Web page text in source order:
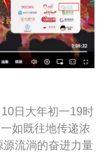
日大年初一19时
如既往地传递浓
流淌的奋进力量